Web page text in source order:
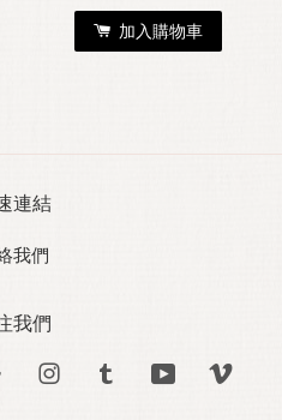
加入購物車
連結
我們
我們
Google Instagram Tumblr YouTube